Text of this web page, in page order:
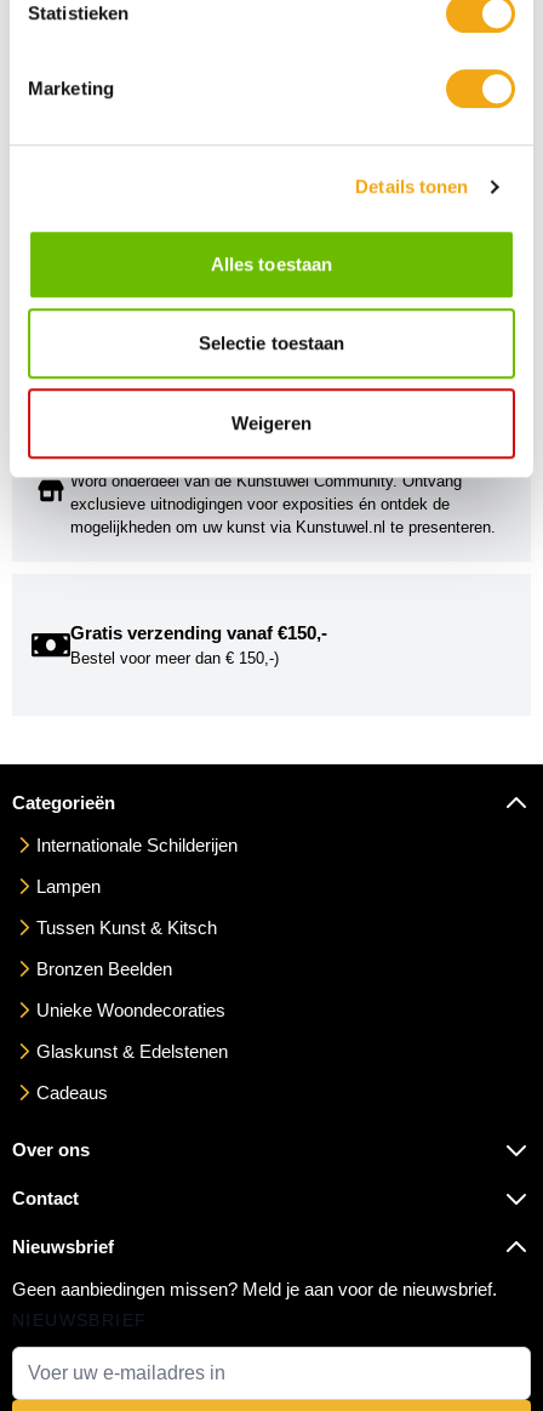
Statistieken
Marketing
Details tonen
Alles toestaan
Selectie toestaan
Weigeren
Maandag t/m vrijdag van 09.00 tot 16.00 staat onze
Kunst voor iedereen
Onze Bronzen Beelden die met vuur tot leven worden
gebracht!
Kunstuwel Community
Word onderdeel van de Kunstuwel Community. Ontvang
exclusieve uitnodigingen voor exposities én ontdek de
mogelijkheden om uw kunst via Kunstuwel.nl te presenteren.
Gratis verzending vanaf €150,-
Bestel voor meer dan € 150,-)
Categorieën
Internationale Schilderijen
Lampen
Tussen Kunst & Kitsch
Bronzen Beelden
Unieke Woondecoraties
Glaskunst & Edelstenen
Cadeaus
Over ons
Contact
Nieuwsbrief
Geen aanbiedingen missen? Meld je aan voor de nieuwsbrief.
NIEUWSBRIEF